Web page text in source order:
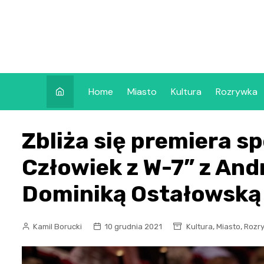
Home Miasto Kultura Rozrywka
Zbliża się premiera
Człowiek z W-7” z
Dominiką Ostałowską
Kamil Borucki 10 grudnia 2021 Kultura, Miasto,